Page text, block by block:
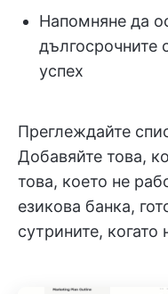
Напомняне да
дългосрочните
успех
Преглеждайте
Добавяйте това,
това, което не
езикова банка,
сутрините,